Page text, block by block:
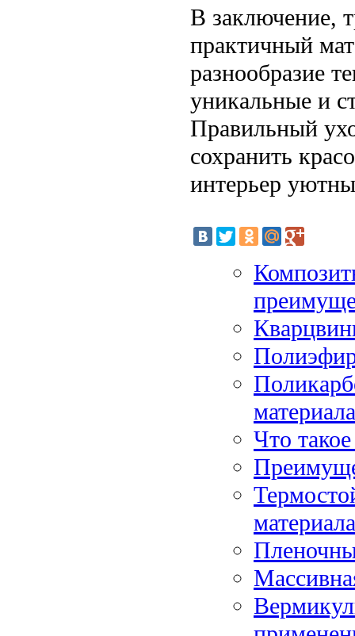
В заключение,
практичный
разнообразие
уникальные и
Правильный
сохранить
интерьер
материала
Что
материала